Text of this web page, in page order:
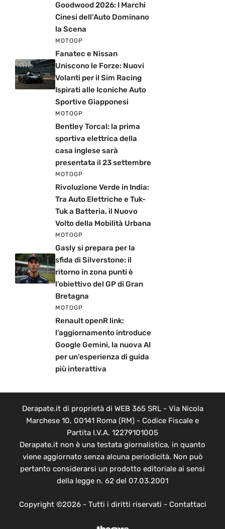
Goodwood 2026: I Marchi
Cinesi dell’Auto Dominano
la Scena
MOTOGP
Fanatec e Nissan
Uniscono le Forze: Nuovi
Volanti per il Sim Racing
Ispirati alle Iconiche Auto
Sportive Giapponesi
MOTOGP
Bentley Torcal: la prima
sportiva elettrica della
casa inglese sarà
presentata il 23 settembre
MOTOGP
Rivoluzione Verde in India:
Tra Auto Elettriche e Tuk-
Tuk a Batteria, il Nuovo
Volto della Mobilità Urbana
MOTOGP
Gasly si prepara per la
sfida di Silverstone: il
ritorno in zona punti è
l’obiettivo del GP di Gran
Bretagna
MOTOGP
Renault openR link:
l’aggiornamento introduce
Google Gemini, la nuova AI
per un’esperienza di guida
più interattiva
Derapate.it di proprietà di WEB 365 SRL - Via Nicola
Marchese 10, 00141 Roma (RM) - Codice Fiscale e
Partita I.V.A. 12279101005
Derapate.it non è una testata giornalistica, in quanto
viene aggiornato senza alcuna periodicità. Non può
pertanto considerarsi un prodotto editoriale ai sensi
della legge n. 62 del 07.03.2001
Copyright ©2026 - Tutti i diritti riservati - Contattaci